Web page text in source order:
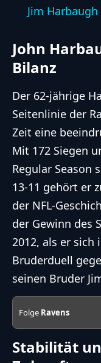
Jim
John
Bilanz
Der 62-jährige
Seitenlinie der
Zeit eine
Mit 172 Siegen
Regular Season
13-11 gehört er
der NFL-
der Gewinn des
2012, als er
Bruderduell
seinen Bruder
Folge Ravens
Stabilität